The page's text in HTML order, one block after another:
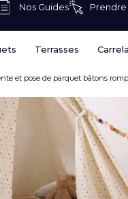
Nos Guides Prendre
Terrasses
et pose de parquet bâtons